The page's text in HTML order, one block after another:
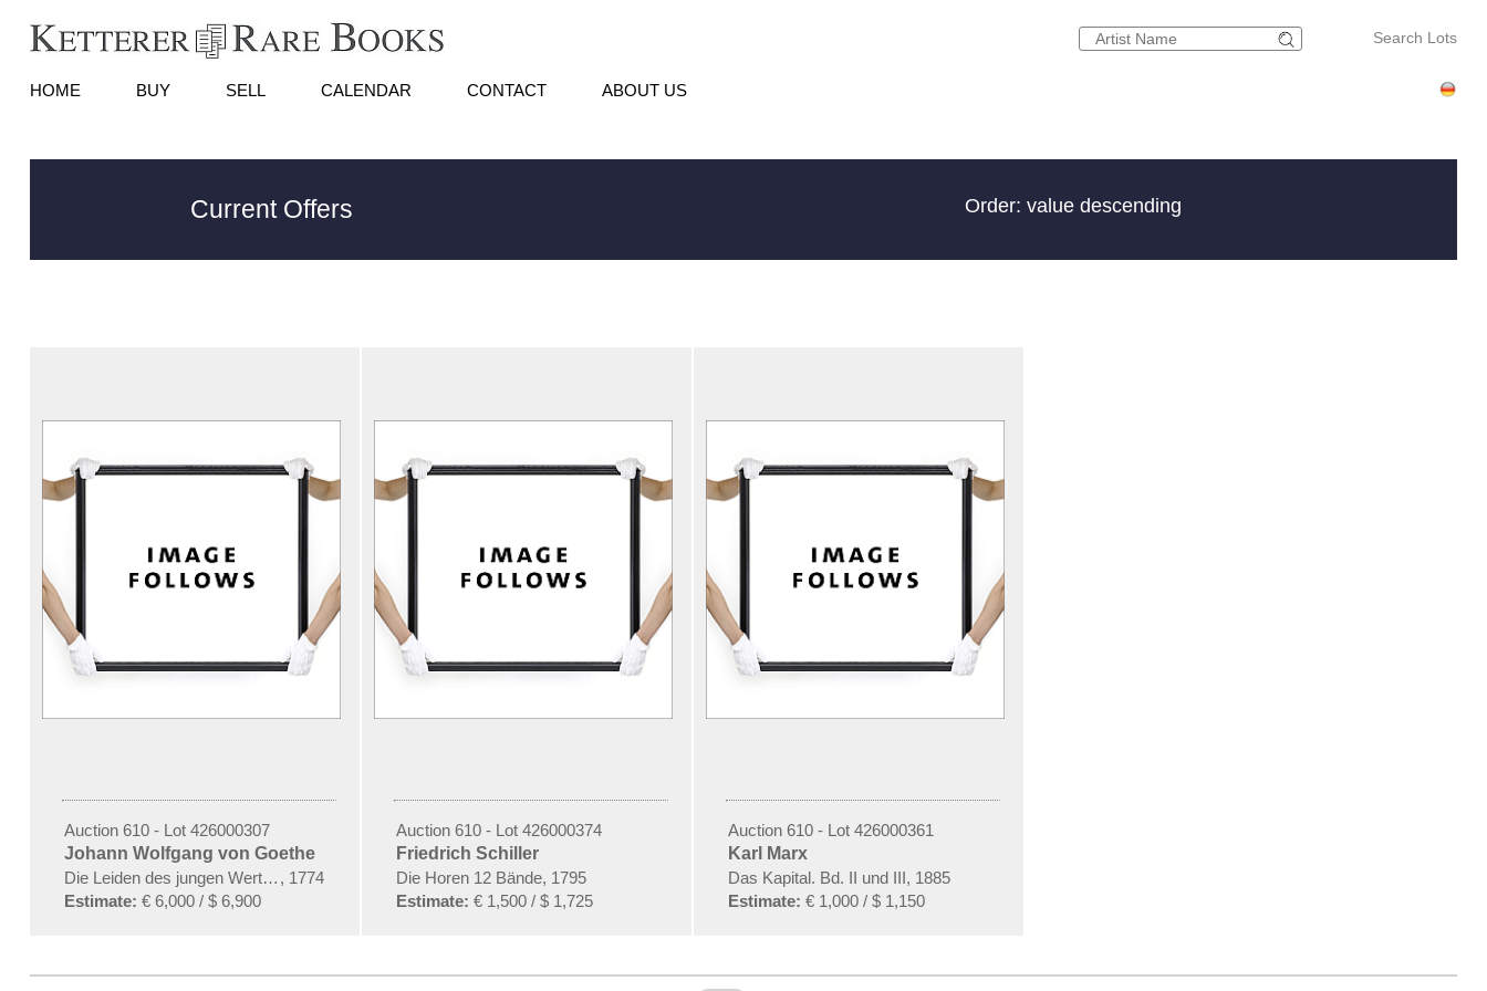
Search Lots
HOME BUY SELL CALENDAR CONTACT ABOUT US
Current Offers Order: value descending
Auction 610 - Lot 426000307
Johann Wolfgang von Goethe
Die Leiden des jungen Werthers
, 1774
Estimate: € 6,000 / $ 6,900
Auction 610 - Lot 426000374
Friedrich Schiller
Die Horen 12 Bände, 1795
Estimate: € 1,500 / $ 1,725
Auction 610 - Lot 426000361
Karl Marx
Das Kapital. Bd. II und III, 1885
Estimate: € 1,000 / $ 1,150